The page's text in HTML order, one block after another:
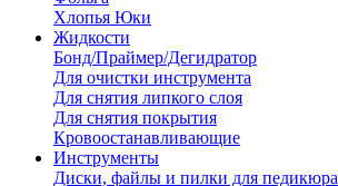
Хлопья Юки
Жидкости
Бонд/Праймер/Дегидратор
Для очистки инструмента
Для снятия липкого слоя
Для снятия покрытия
Кровоостанавливающие
Инструменты
Диски, файлы и пилки для педикюра